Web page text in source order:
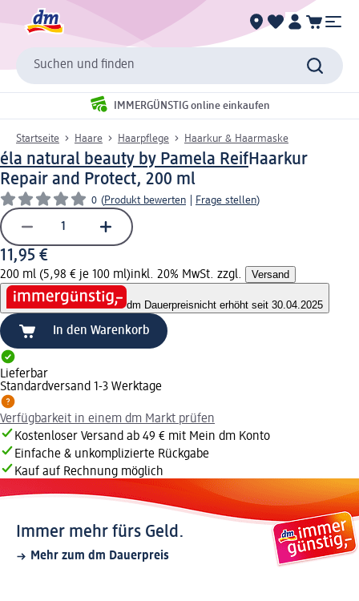
Suchen und finden
IMMERGÜNSTIG online einkaufen
Startseite Haare Haarpflege Haarkur & Haarmaske
éla natural beauty by Pamela ReifHaarkur
Repair and Protect, 200 ml
0 (Produkt bewerten Frage stellen)
11,95 €
200 ml (5,98 € je 100 ml)inkl. 20% MwSt. zzgl. Versand
dm Dauerpreisnicht erhöht seit 30.04.2025
In den Warenkorb
Lieferbar
Standardversand 1-3 Werktage
Verfügbarkeit in einem dm Markt prüfen
Kostenloser Versand ab 49 € mit Mein dm Konto
Einfache & unkomplizierte Rückgabe
Kauf auf Rechnung möglich
Immer mehr fürs Geld.
Mehr zum dm Dauerpreis